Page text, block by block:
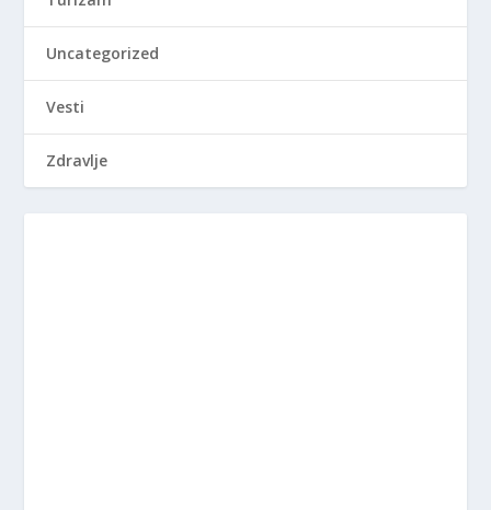
Uncategorized
Vesti
Zdravlje